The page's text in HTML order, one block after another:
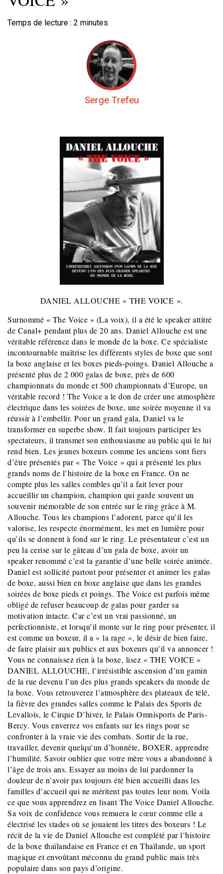
Temps de lecture : 2 minutes
Serge Trefeu
DANIEL ALLOUCHE « THE VOICE ».
Surnommé « The Voice » (La voix), il a été le speaker attitré
de Canal+ pendant plus de 20 ans. Daniel Allouche est une
véritable référence dans le monde de la boxe. Ce spécialiste
incontournable maîtrise les différents styles de boxe que sont
la boxe anglaise et les boxes pieds-poings. Daniel Allouche a
présenté plus de 2 000 galas de boxe, près de 600
championnats du monde et 500 championnats d’Europe, un
véritable record ! The Voice a le don de créer une atmosphère
électrique dans les soirées de boxe, une soirée moyenne il va
réussir à l’embellir. Pour un grand gala, Daniel va le
transformer en superbe show. Il fait toujours participer les
spectateurs, il transmet son enthousiasme au public qui le lui
rend bien. Les jeunes boxeurs comme les anciens sont fiers
d’être présentés par « The Voice » qui a présenté les plus
grands noms de l’histoire de la boxe en France. On ne
compte plus les salles combles qu’il a fait lever pour
accueillir un champion, champion qui garde souvent un
souvenir mémorable de son entrée sur le ring grâce à M.
Allouche. Tous les champions l’adorent, parce qu’il les
valorise, les respecte énormément, les met en lumière pour
qu’ils se donnent à fond sur le ring. Le présentateur c’est un
peu la cerise sur le gâteau d’un gala de boxe, avoir un
speaker renommé c’est la garantie d’une belle soirée animée.
Daniel est sollicité partout pour présenter et animer les galas
de boxe, aussi bien en boxe anglaise que dans les grandes
soirées de boxe pieds et poings. The Voice est parfois même
obligé de refuser beaucoup de galas pour garder sa
motivation intacte. Car c’est un vrai passionné, un
perfectionniste, et lorsqu’il monte sur le ring pour présenter, il
est comme un boxeur, il a « la rage », le désir de bien faire,
de faire plaisir aux publics et aux boxeurs qu’il va annoncer !
Vous ne connaissez rien à la boxe, lisez « THE VOICE »
DANIEL ALLOUCHE, l’irrésistible ascension d’un gamin
de la rue devenu l’un des plus grands speakers du monde de
la boxe. Vous retrouverez l’atmosphère des plateaux de télé,
la fièvre des grandes salles comme le Palais des Sports de
Levallois, le Cirque D’hiver, le Palais Omnisports de Paris-
Bercy. Vous enverrez vos enfants sur les rings pour se
confronter à la vraie vie des combats. Sortir de la rue,
travailler, devenir quelqu’un d’honnête, BOXER, apprendre
l’humilité. Savoir oublier que votre mère vous a abandonné à
l’âge de trois ans. Essayer au moins de lui pardonner la
douleur de n’avoir pas toujours été bien accueilli dans les
familles d’accueil qui ne méritent pas toutes leur nom. Voila
ce que vous apprendrez en lisant The Voice Daniel Allouche.
Sa voix de confidence vous remuera le cœur comme elle a
électrisé les stades où se jouaient les titres des boxeurs ! Le
récit de la vie de Daniel Allouche est complété par l’histoire
de la boxe thaïlandaise en France et en Thaïlande, un sport
magique et envoûtant méconnu du grand public mais très
populaire dans son pays d’origine.